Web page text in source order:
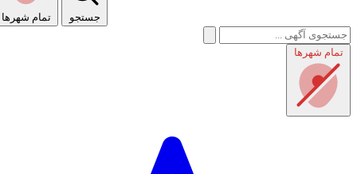
راهنمای استفاده
تمام شهر‌ها جستجو
تمام شهر‌ها